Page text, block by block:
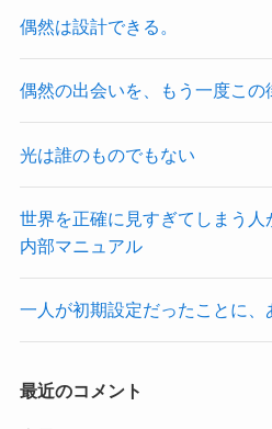
偶然は設計できる。
偶然の出会いを、もう一度この
光は誰のものでもない
世界を正確に見すぎてしまう
内部マニュアル
一人が初期設定だったことに、
最近のコメント